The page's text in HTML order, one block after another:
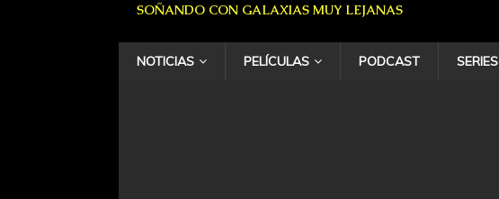
SOÑANDO CON GALAXIAS MUY LEJANAS
NOTICIAS PELÍCULAS PODCAST SERIES